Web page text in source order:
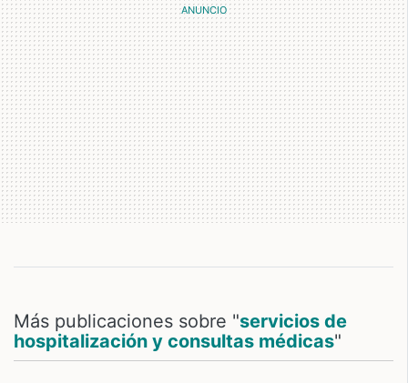
Más publicaciones sobre "servicios de
hospitalización y consultas médicas"